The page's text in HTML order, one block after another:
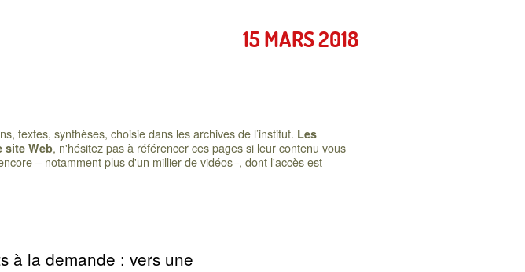
15 MARS 2018
textes, synthèses, choisie dans les archives de l’institut. Les
site Web, n'hésitez pas à référencer ces pages si leur contenu vous
– notamment plus d'un millier de vidéos–, dont l'accès est
à la demande : vers une